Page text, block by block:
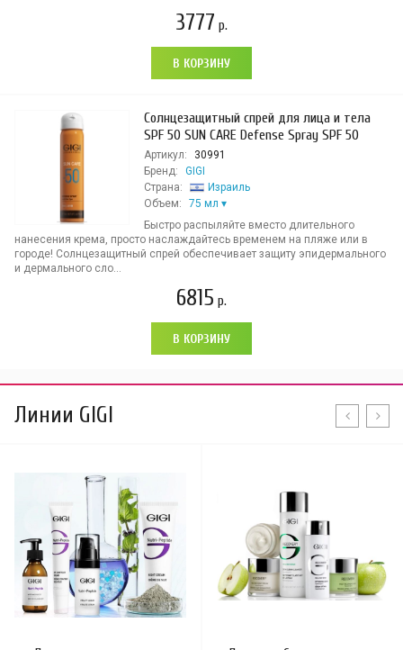
3777 р.
В КОРЗИНУ
Cолнцезащитный спрей для лица и тела
SPF 50 SUN CARE Defense Spray SPF 50
Артикул:
30991
Бренд:
GIGI
Страна:
Израиль
Объем:
75 мл
Быстро распыляйте вместо длительного
нанесения крема, просто наслаждайтесь временем на пляже или в
городе! Солнцезащитный спрей обеспечивает защиту эпидермального
и дермального сло...
6815 р.
В КОРЗИНУ
Линии GIGI